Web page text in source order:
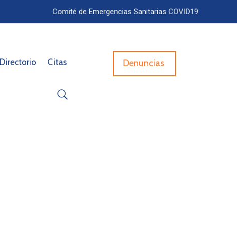
Comité de Emergencias Sanitarias COVID19
Directorio Citas Denuncias